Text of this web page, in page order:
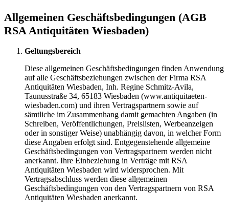
Allgemeinen Geschäftsbedingungen (AGB
RSA Antiquitäten Wiesbaden)
Geltungsbereich
Diese allgemeinen Geschäftsbedingungen finden Anwendung
auf alle Geschäftsbeziehungen zwischen der Firma RSA
Antiquitäten Wiesbaden, Inh. Regine Schmitz-Avila,
Taunusstraße 34, 65183 Wiesbaden (www.antiquitaeten-
wiesbaden.com) und ihren Vertragspartnern sowie auf
sämtliche im Zusammenhang damit gemachten Angaben (in
Schreiben, Veröffentlichungen, Preislisten, Werbeanzeigen
oder in sonstiger Weise) unabhängig davon, in welcher Form
diese Angaben erfolgt sind. Entgegenstehende allgemeine
Geschäftsbedingungen von Vertragspartnern werden nicht
anerkannt. Ihre Einbeziehung in Verträge mit RSA
Antiquitäten Wiesbaden wird widersprochen. Mit
Vertragsabschluss werden diese allgemeinen
Geschäftsbedingungen von den Vertragspartnern von RSA
Antiquitäten Wiesbaden anerkannt.